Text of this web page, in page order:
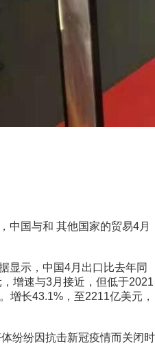
中国与和 其他国家的贸易4月
显示，中国4月出口比去年同
增速与3月接近，但低于2021
增长43.1%，至2211亿美元，
纷纷因抗击新冠疫情而关闭时